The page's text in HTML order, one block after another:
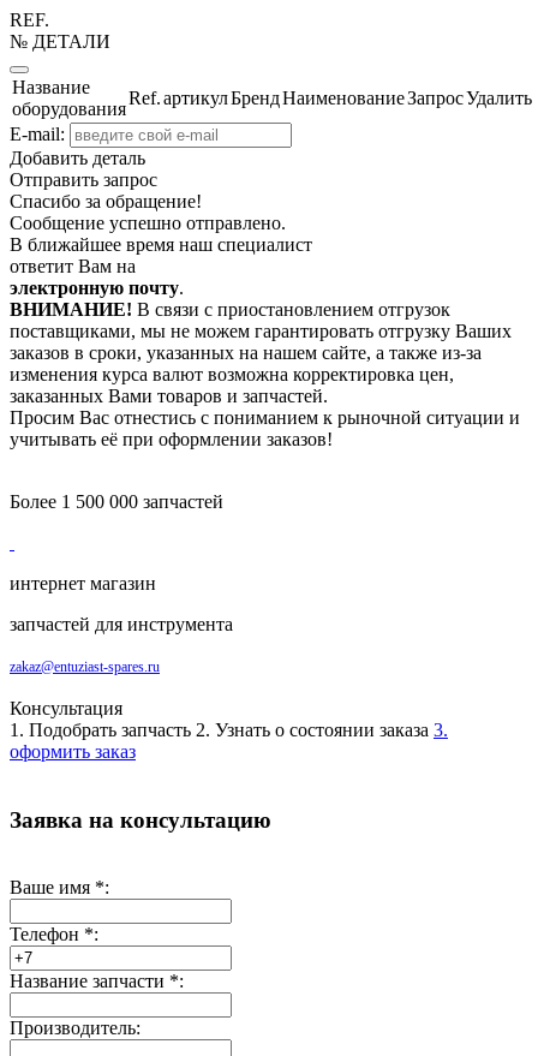
REF.
№ ДЕТАЛИ
Название
оборудования
Ref.артикулБрендНаименованиеЗапросУдалить
E-mail:
Добавить деталь
Отправить запрос
Спасибо за обращение!
Сообщение успешно отправлено.
В ближайшее время наш специалист
ответит Вам на
электронную почту.
ВНИМАНИЕ! В связи с приостановлением отгрузок
поставщиками, мы не можем гарантировать отгрузку Ваших
заказов в сроки, указанных на нашем сайте, а также из-за
изменения курса валют возможна корректировка цен,
заказанных Вами товаров и запчастей.
Просим Вас отнестись с пониманием к рыночной ситуации и
учитывать её при оформлении заказов!
Более 1 500 000 запчастей
интернет магазин
запчастей для инструмента
zakaz@entuziast-spares.ru
Консультация
1. Подобрать запчасть 2. Узнать о состоянии заказа 3.
оформить заказ
Заявка на консультацию
Ваше имя *:
Телефон *:
Название запчасти *:
Производитель: